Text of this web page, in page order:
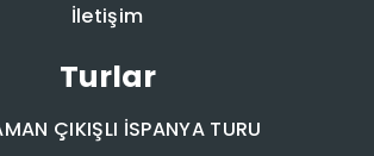
İletişim
Turlar
ÇIKIŞLI İSPANYA TURU